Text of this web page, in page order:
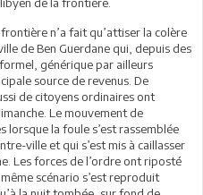
n’a fait qu’attiser la colère
de Ben Guerdane qui, depuis des
générique par ailleurs
source de revenus. De
de citoyens ordinaires ont
Le mouvement de
la foule s’est rassemblée
ville et qui s’est mis à caillasser
Les forces de l’ordre ont riposté
scénario s’est reproduit